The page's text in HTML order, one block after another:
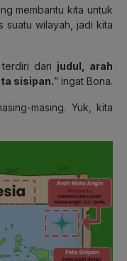
membantu kita untuk
suatu wilayah, jadi kita
terdiri dari judul, arah
sisipan.” ingat Bona.
masing. Yuk, kita